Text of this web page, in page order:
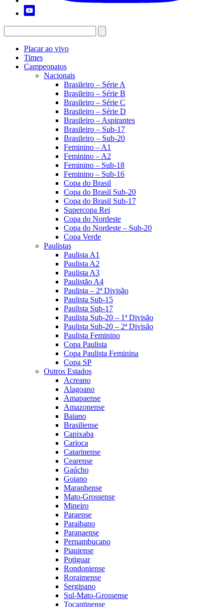
Placar ao vivo
Times
Campeonatos
Nacionais
Brasileiro – Série A
Brasileiro – Série B
Brasileiro – Série C
Brasileiro – Série D
Brasileiro – Aspirantes
Brasileiro – Sub-17
Brasileiro – Sub-20
Feminino – A1
Feminino – A2
Feminino – Sub-18
Feminino – Sub-16
Copa do Brasil
Copa do Brasil Sub-20
Copa do Brasil Sub-17
Supercopa Rei
Copa do Nordeste
Copa do Nordeste – Sub-20
Copa Verde
Paulistas
Paulista A1
Paulista A2
Paulista A3
Paulistão A4
Paulista – 2ª Divisão
Paulista Sub-15
Paulista Sub-17
Paulista Sub-20 – 1ª Divisão
Paulista Sub-20 – 2ª Divisão
Paulista Feminino
Copa Paulista
Copa Paulista Feminina
Copa SP
Outros Estados
Acreano
Alagoano
Amapaense
Amazonense
Baiano
Brasiliense
Capixaba
Carioca
Catarinense
Cearense
Gaúcho
Goiano
Maranhense
Mato-Grossense
Mineiro
Paraense
Paraibano
Paranaense
Pernambucano
Piauiense
Potiguar
Rondoniense
Roraimense
Sergipano
Sul-Mato-Grossense
Tocantinense